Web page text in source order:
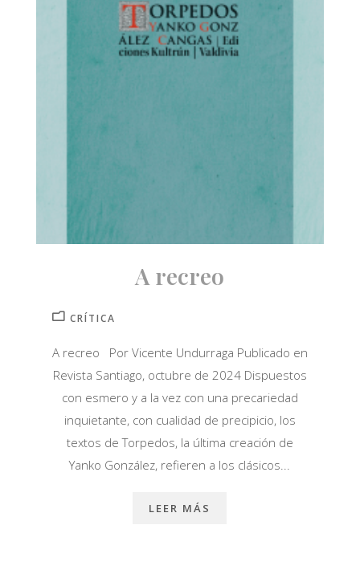
A recreo
CRÍTICA
A recreo Por Vicente Undurraga Publicado en
Revista Santiago, octubre de 2024 Dispuestos
con esmero y a la vez con una precariedad
inquietante, con cualidad de precipicio, los
textos de Torpedos, la última creación de
Yanko González, refieren a los clásicos...
LEER MÁS